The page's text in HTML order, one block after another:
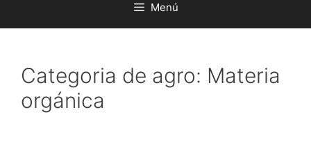
Menú
Categoria de agro: Materia
orgánica